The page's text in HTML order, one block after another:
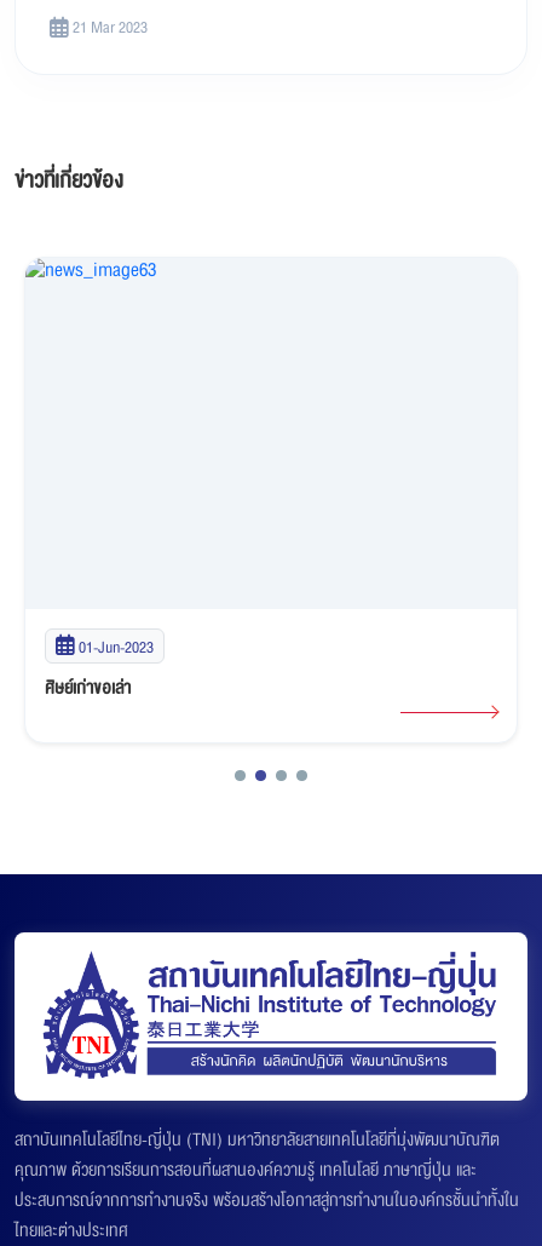
21 Mar 2023
ข่าวที่เกี่ยวข้อง
01-Jun-2023
ศิษย์เก่าขอเล่า
สถาบันเทคโนโลยีไทย-ญี่ปุ่น (TNI) มหาวิทยาลัยสายเทคโนโลยีที่มุ่งพัฒนาบัณฑิต
คุณภาพ ด้วยการเรียนการสอนที่ผสานองค์ความรู้ เทคโนโลยี ภาษาญี่ปุ่น และ
ประสบการณ์จากการทำงานจริง พร้อมสร้างโอกาสสู่การทำงานในองค์กรชั้นนำทั้งใน
ไทยและต่างประเทศ